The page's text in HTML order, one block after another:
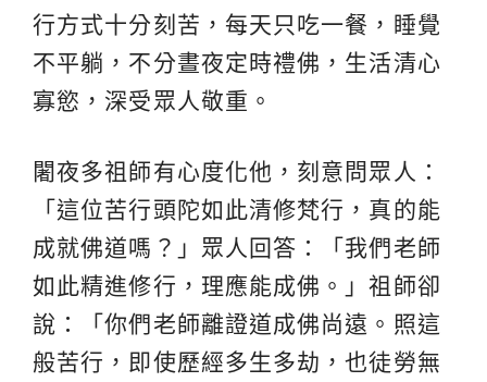
行方式十分刻苦，每天只吃一餐，睡覺
不平躺，不分晝夜定時禮佛，生活清心
寡慾，深受眾人敬重。
闍夜多祖師有心度化他，刻意問眾人：
「這位苦行頭陀如此清修梵行，真的能
成就佛道嗎？」眾人回答：「我們老師
如此精進修行，理應能成佛。」祖師卻
說：「你們老師離證道成佛尚遠。照這
般苦行，即使歷經多生多劫，也徒勞無